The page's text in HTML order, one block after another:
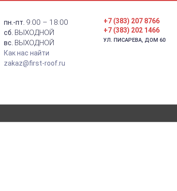
пн.-пт. 9:00 – 18:00
сб. ВЫХОДНОЙ
вс. ВЫХОДНОЙ
Как нас найти
zakaz@first-roof.ru
+7 (383) 207 8766
+7 (383) 202 1466
УЛ. ПИСАРЕВА, ДОМ 60